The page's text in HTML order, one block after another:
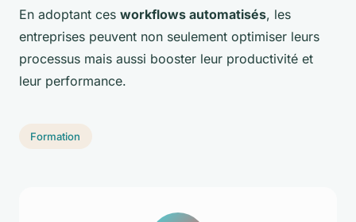
En adoptant ces workflows automatisés, les
entreprises peuvent non seulement optimiser leurs
processus mais aussi booster leur productivité et
leur performance.
Formation